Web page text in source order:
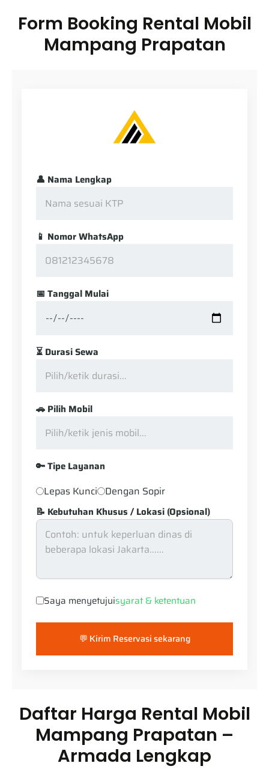
Form Booking Rental Mobil
Mampang Prapatan
👤 Nama Lengkap
📱 Nomor WhatsApp
📅 Tanggal Mulai
⏳ Durasi Sewa
🚗 Pilih Mobil
🔑 Tipe Layanan
Lepas Kunci Dengan Sopir
📝 Kebutuhan Khusus / Lokasi (Opsional)
Saya menyetujuisyarat & ketentuan
💬 Kirim Reservasi sekarang
Daftar Harga Rental Mobil
Mampang Prapatan –
Armada Lengkap